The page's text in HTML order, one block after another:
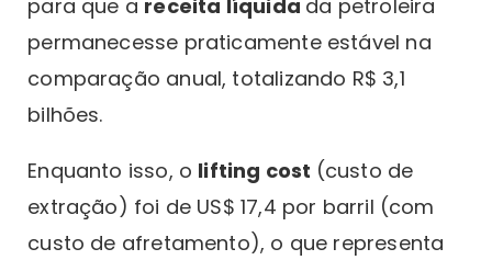
para que a receita líquida da petroleira
permanecesse praticamente estável na
comparação anual, totalizando R$ 3,1
bilhões.
Enquanto isso, o lifting cost (custo de
extração) foi de US$ 17,4 por barril (com
custo de afretamento), o que representa